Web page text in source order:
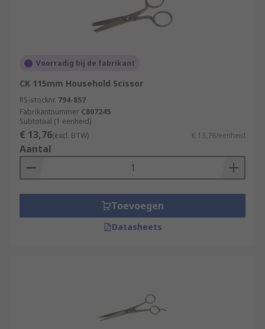
Voorradig bij de fabrikant
CK 115mm Household Scissor
RS-stocknr. 794-857
Fabrikantnummer C807245
Subtotaal (1 eenheid)
€ 13,76(excl. BTW) € 13,76/eenheid
Aantal
Toevoegen
Datasheets